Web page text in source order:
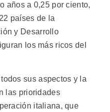
años a 0,25 por ciento,
países de la
y Desarrollo
los más ricos del
sus aspectos y la
las prioridades
italiana, que